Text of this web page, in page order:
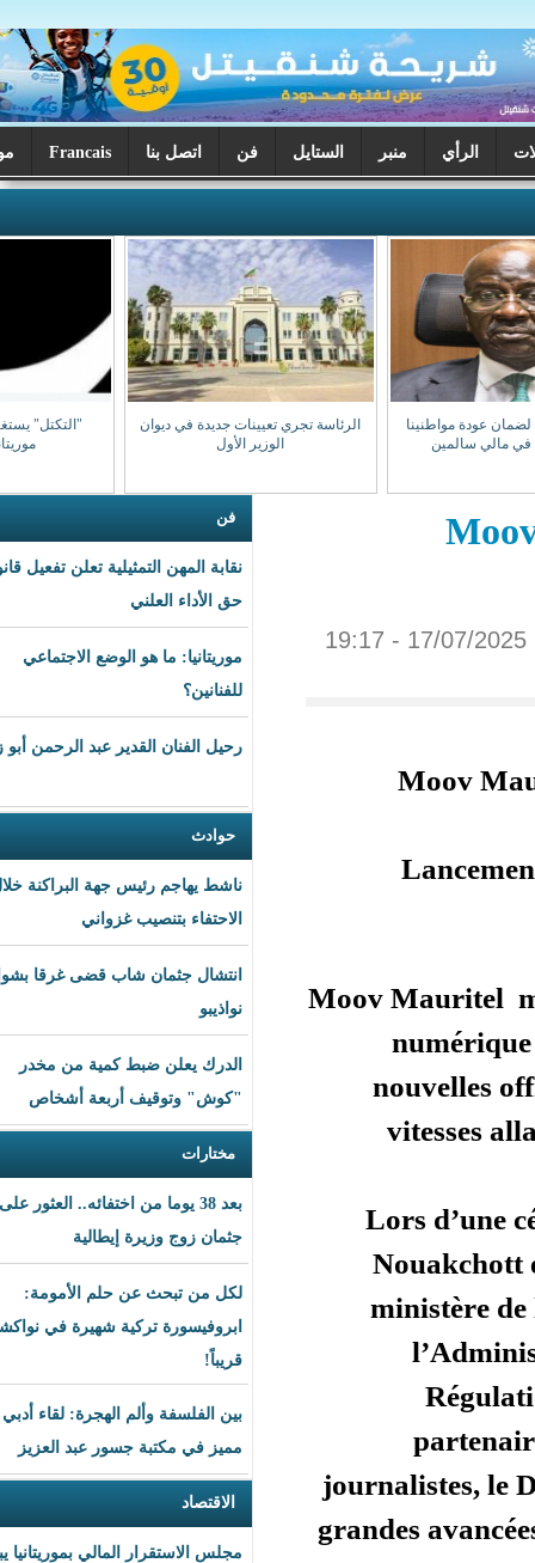
الستايل فن اتصل بنا Francais موريتانيا اليوم
الرئاسة تجري تعيينات جديدة في ديوان
"التكتل" يستغرب تكرر استهداف
نقابة المهن التمثيلية تعلن تفعيل قانون
موريتانيا: ما هو الوضع الاجتماعي
رحيل الفنان القدير عبد الرحمن أبو زهرة
ناشط يهاجم رئيس جهة البراكنة خلال
الاحتفاء بتنصيب غزواني
انتشال جثمان شاب قضى غرقا بشواطئ
نواذيبو
الدرك يعلن ضبط كمية من مخدر
"كوش" وتوقيف أربعة أشخاص
بعد 38 يوما من اختفائه.. العثور على
جثمان زوج وزيرة إيطالية
لكل من تبحث عن حلم الأمومة:
ابروفيسورة تركية شهيرة في نواكشوط
بين الفلسفة وألم الهجرة: لقاء أدبي
مميز في مكتبة جسور عبد العزيز
الاقتصاد
مجلس الاستقرار المالي بموريتانيا يبحث
Moov